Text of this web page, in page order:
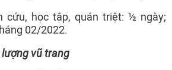
cứu, học tập, quán triệt: ½ ngày;
02/2022.
vũ trang